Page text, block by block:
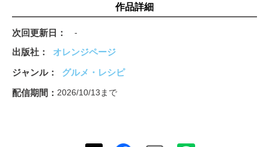
ひき肉＋野菜が主役
魚介＋野菜が主役
暑さに負けないバランス麺
野菜の「おいしい」食べ方ガイド
今、コレ使ってみたい！
奥付（plus）
作品詳細
次回更新日 -
出版社
オレンジページ
ジャンル
グルメ・レシピ
配信期間
2026/10/13まで